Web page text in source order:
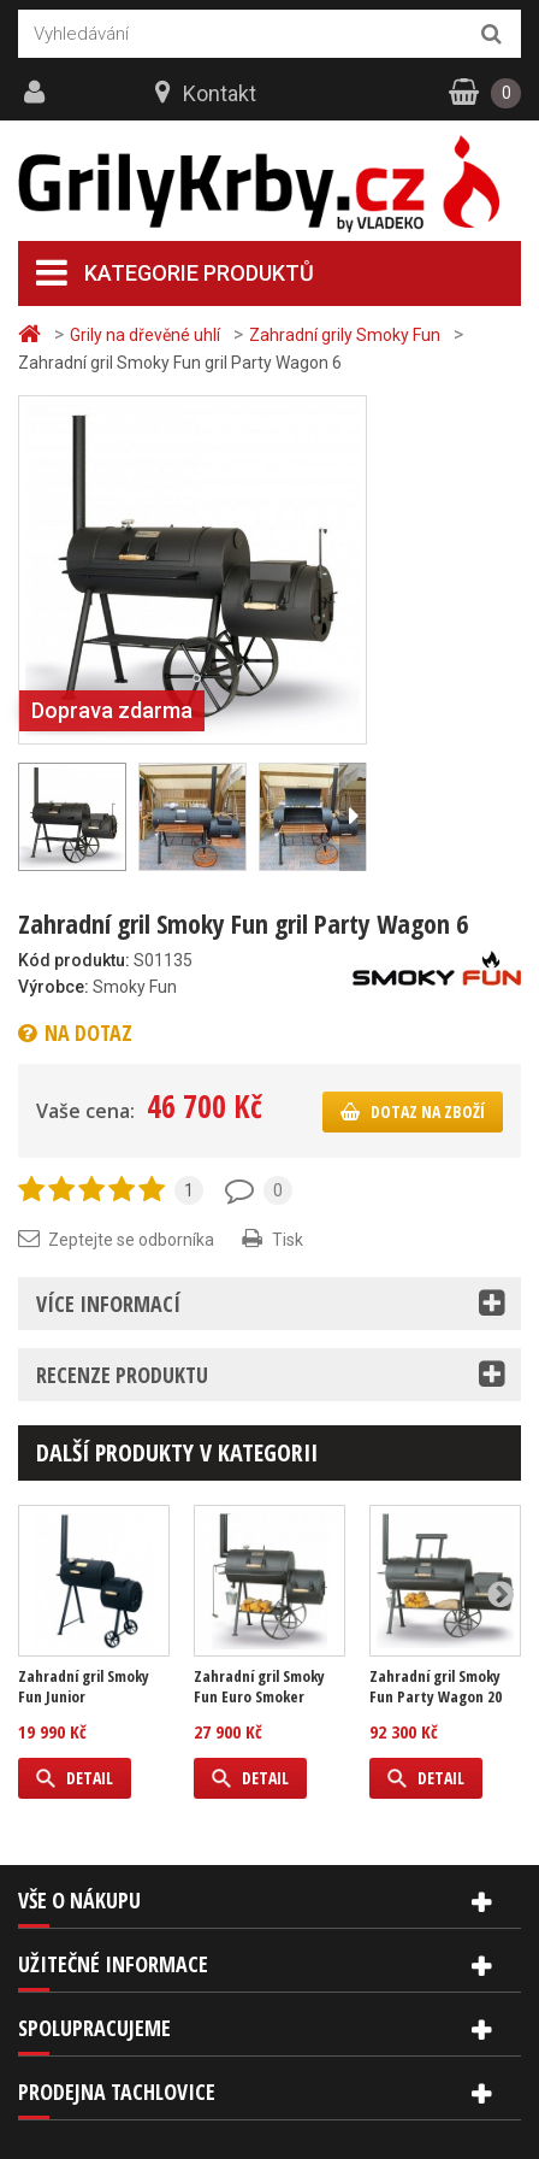
> Grily na dřevěné uhlí > Zahradní grily Smoky Fun >
Zahradní gril Smoky Fun gril Party Wagon 6
Doprava zdarma
Zahradní gril Smoky Fun gril Party Wagon 6
Kód produktu: S01135
Výrobce: Smoky Fun
NA DOTAZ
Vaše cena: 46 700 Kč DOTAZ NA ZBOŽÍ
1 0
Zeptejte se odborníka Tisk
VÍCE INFORMACÍ
RECENZE PRODUKTU
DALŠÍ PRODUKTY V KATEGORII
Zahradní gril Smoky
Fun Junior
19 990 Kč
DETAIL
Zahradní gril Smoky
Fun Euro Smoker
27 900 Kč
DETAIL
Zahradní gril Smoky
Fun Party Wagon 20
92 300 Kč
DETAIL
KATEGORIE PRODUKTŮ
Kontakt 0
VŠE O NÁKUPU
UŽITEČNÉ INFORMACE
SPOLUPRACUJEME
PRODEJNA TACHLOVICE